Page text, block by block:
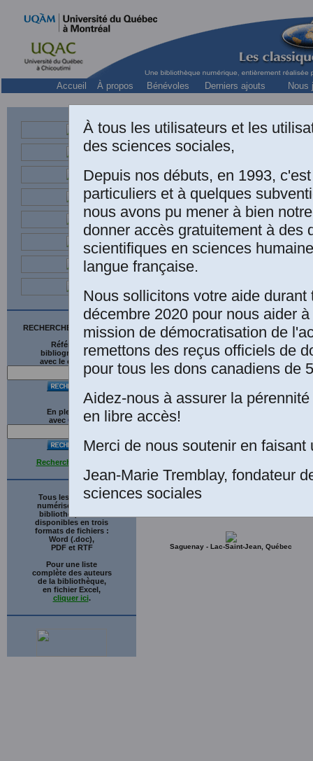
Accueil À propos Bénévoles Derniers ajouts Nous
RECHERCHE SUR LE SITE
Références
bibliographiques
avec le catalogue
En plein texte
avec G gle
Recherche avancée
Tous les ouvrages
numérisés de cette
bibliothèque sont
disponibles en trois
formats de fichiers :
Word (.doc),
PDF et RTF
Pour une liste
complète des auteurs
de la bibliothèque,
en fichier Excel,
cliquer ici.
Un
Presses de
Liens
Saguenay - Lac-Saint-Jean, Québec
À tous les utilisateurs et les
des sciences sociales,
Depuis nos débuts, en 1993,
particuliers et à quelques
nous avons pu mener à bien
donner accès gratuitement à des
scientifiques en sciences
langue française.
Nous sollicitons votre aide durant
décembre 2020 pour nous aider
mission de démocratisation de
remettons des reçus officiels de
pour tous les dons canadiens de
Aidez-nous à assurer la
en libre accès!
Merci de nous soutenir en faisant
Jean-Marie Tremblay, fondateur
sciences sociales